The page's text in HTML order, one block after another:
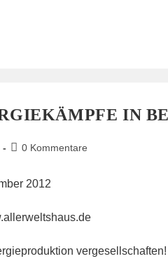
IN
Beitrags-
0 Kommentare
2012